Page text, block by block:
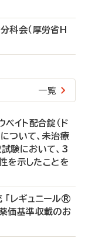
科会（厚労省H
一覧
イト配合錠（ド
ついて、未治療
験において、3
示したことを
レギュニール®
価基準収載のお